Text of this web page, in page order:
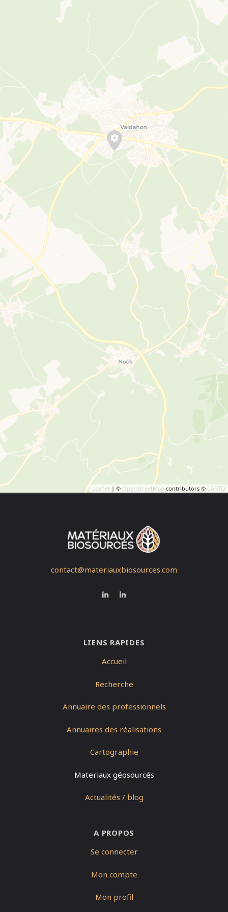
Leaflet | © OpenStreetMap contributors © CARTO
contact@materiauxbiosources.com
LIENS RAPIDES
Accueil
Recherche
Annuaire des professionnels
Annuaires des réalisations
Cartographie
Materiaux géosourcés
Actualités / blog
A PROPOS
Se connecter
Mon compte
Mon profil